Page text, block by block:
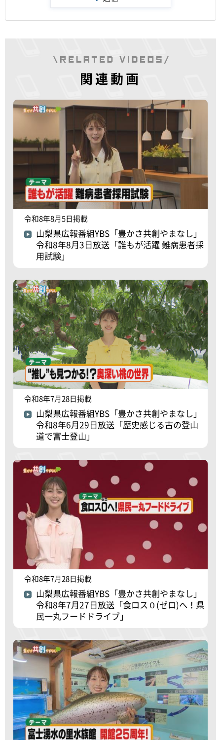
関連動画
令和8年8月5日掲載
山梨県広報番組YBS「豊かさ共創やまなし」
令和8年8月3日放送「誰もが活躍 難病患者採
用試験」
令和8年7月28日掲載
山梨県広報番組YBS「豊かさ共創やまなし」
令和8年6月29日放送「歴史感じる古の登山
道で富士登山」
令和8年7月28日掲載
山梨県広報番組YBS「豊かさ共創やまなし」
令和8年7月27日放送「食ロス０(ゼロ)へ！県
民一丸フードドライブ」